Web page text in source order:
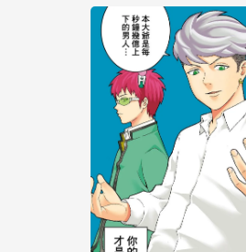
【公告】琅琅讀墨數位閱讀